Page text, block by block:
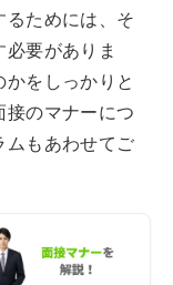
るためには、そ
要がありま
をしっかりと
接のマナーにつ
ムもあわせてご